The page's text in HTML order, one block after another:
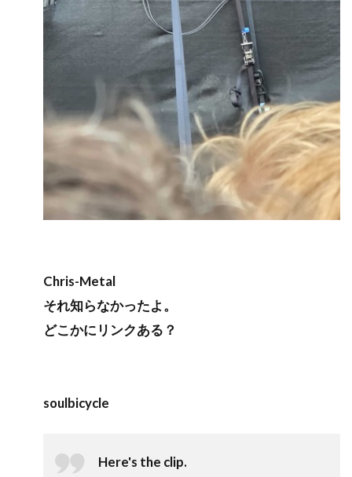
Chris-Metal
それ知らなかったよ。
どこかにリンクある？
soulbicycle
Here's the clip.